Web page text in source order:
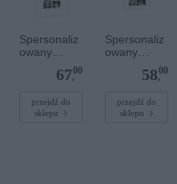
Spersonaliz
owany
plakat - 40 x
67,
00
przejdź do
sklepu
Spersonaliz
owany
plakat - 30 x
58,
00
przejdź do
sklepu